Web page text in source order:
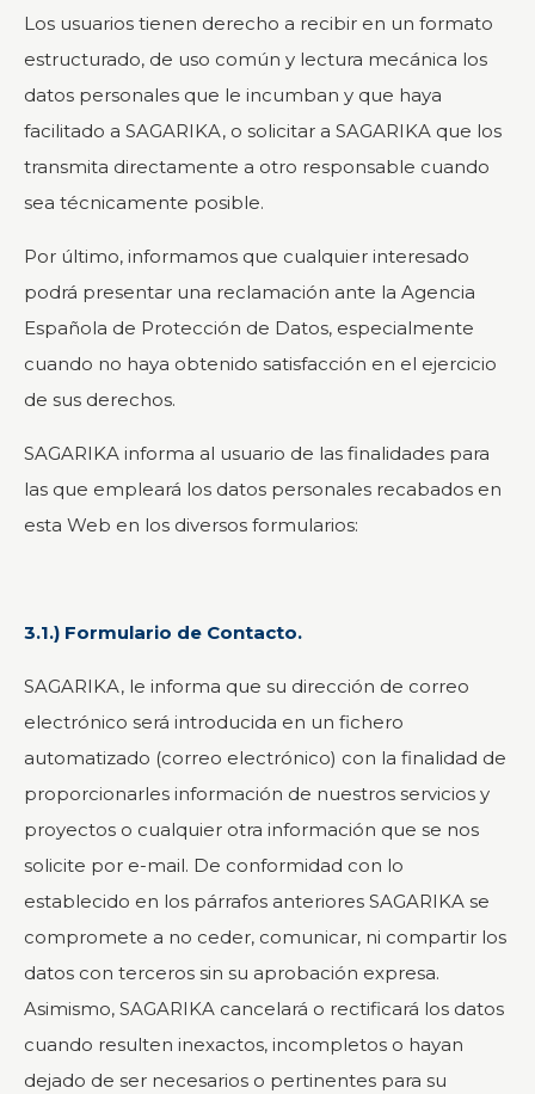
Los usuarios tienen derecho a recibir en un formato
estructurado, de uso común y lectura mecánica los
datos personales que le incumban y que haya
facilitado a SAGARIKA, o solicitar a SAGARIKA que los
transmita directamente a otro responsable cuando
sea técnicamente posible.
Por último, informamos que cualquier interesado
podrá presentar una reclamación ante la Agencia
Española de Protección de Datos, especialmente
cuando no haya obtenido satisfacción en el ejercicio
de sus derechos.
SAGARIKA informa al usuario de las finalidades para
las que empleará los datos personales recabados en
esta Web en los diversos formularios:
3.1.) Formulario de Contacto.
SAGARIKA, le informa que su dirección de correo
electrónico será introducida en un fichero
automatizado (correo electrónico) con la finalidad de
proporcionarles información de nuestros servicios y
proyectos o cualquier otra información que se nos
solicite por e-mail. De conformidad con lo
establecido en los párrafos anteriores SAGARIKA se
compromete a no ceder, comunicar, ni compartir los
datos con terceros sin su aprobación expresa.
Asimismo, SAGARIKA cancelará o rectificará los datos
cuando resulten inexactos, incompletos o hayan
dejado de ser necesarios o pertinentes para su